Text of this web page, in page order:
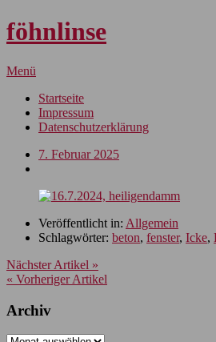
föhnlinse
Menü
Startseite
Impressum
Datenschutzerklärung
7. Februar 2025
Veröffentlicht in: Allgemein
Schlagwörter: beton, fenster, Icke,
Nächster Artikel »
« Vorheriger Artikel
Archiv